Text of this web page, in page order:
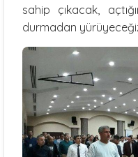
sahip çıkacak,
durmadan